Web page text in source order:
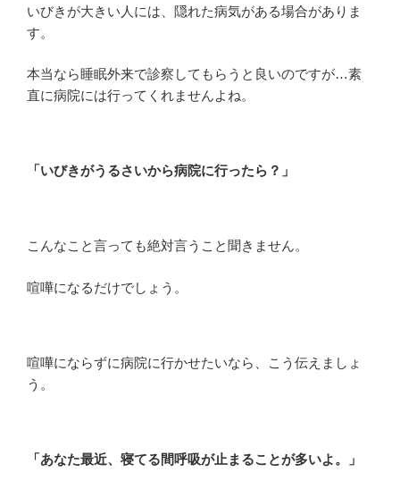
いびきが大きい人には、隠れた病気がある場合がありま
す。
本当なら睡眠外来で診察してもらうと良いのですが…素
直に病院には行ってくれませんよね。
「いびきがうるさいから病院に行ったら？」
こんなこと言っても絶対言うこと聞きません。
喧嘩になるだけでしょう。
喧嘩にならずに病院に行かせたいなら、こう伝えましょ
う。
「あなた最近、寝てる間呼吸が止まることが多いよ。」